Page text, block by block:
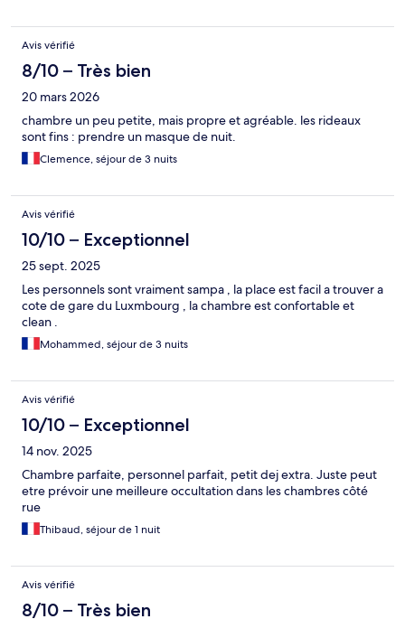
Avis vérifié
8/10 – Très bien
20 mars 2026
chambre un peu petite, mais propre et agréable. les rideaux
sont fins : prendre un masque de nuit.
Clemence, séjour de 3 nuits
Avis vérifié
10/10 – Exceptionnel
25 sept. 2025
Les personnels sont vraiment sampa , la place est facil a trouver a
cote de gare du Luxmbourg , la chambre est confortable et
clean .
Mohammed, séjour de 3 nuits
Avis vérifié
10/10 – Exceptionnel
14 nov. 2025
Chambre parfaite, personnel parfait, petit dej extra. Juste peut
etre prévoir une meilleure occultation dans les chambres côté
rue
Thibaud, séjour de 1 nuit
Avis vérifié
8/10 – Très bien